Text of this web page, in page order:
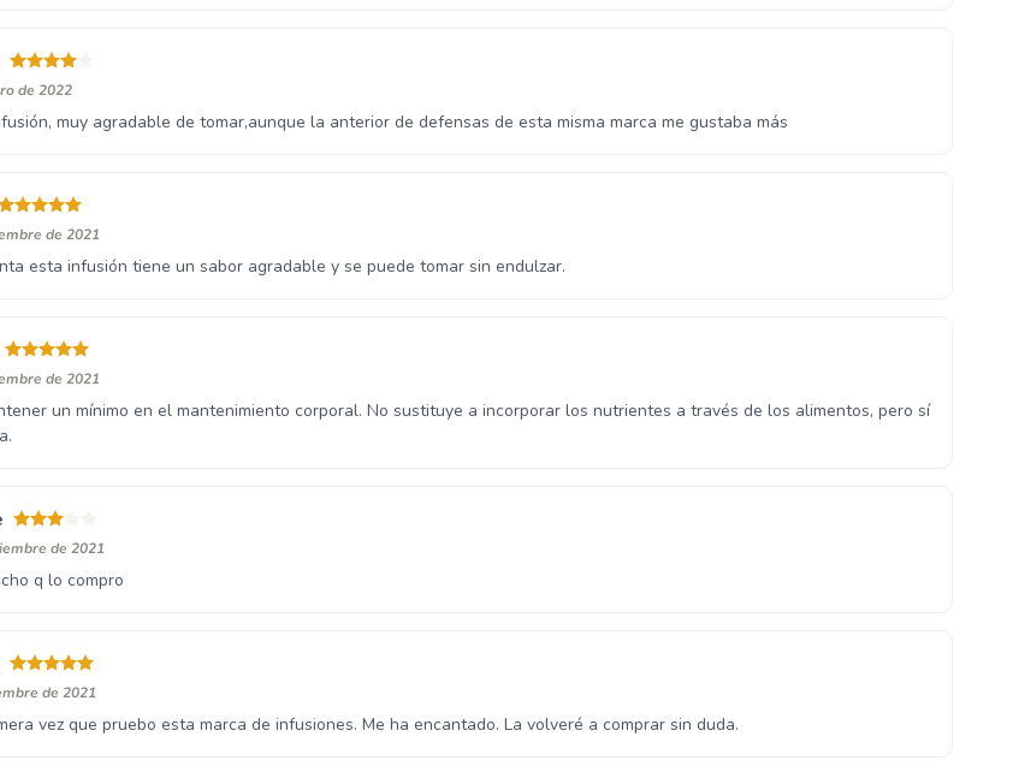
de 2022
muy agradable de tomar,aunque la anterior de defensas de esta misma marca me gustaba más
de 2021
esta infusión tiene un sabor agradable y se puede tomar sin endulzar.
de 2021
un mínimo en el mantenimiento corporal. No sustituye a incorporar los nutrientes a través de los alimentos, pero sí
de 2021
q lo compro
de 2021
vez que pruebo esta marca de infusiones. Me ha encantado. La volveré a comprar sin duda.